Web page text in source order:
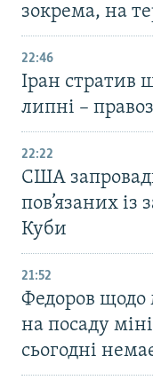
зокрема, на
22:46
Іран стратив
липні –
22:22
США
пов’язаних із
Куби
21:52
Федоров щодо
на посаду
сьогодні